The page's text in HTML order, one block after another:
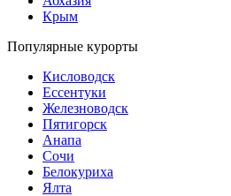
Крым
Популярные курорты
Кисловодск
Ессентуки
Железноводск
Пятигорск
Анапа
Сочи
Белокуриха
Ялта